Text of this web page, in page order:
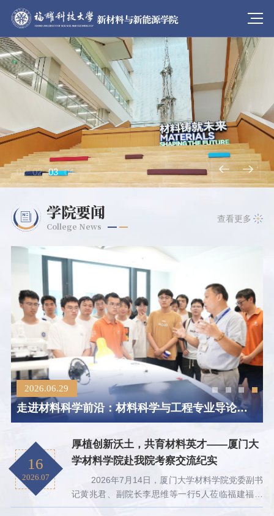
01 02 03 04
学院要闻
College News
查看更多
2026.06.29
走进材料科学前沿：材料科学与工程专业导论课开讲
16
2026.07
厚植创新沃土，共育材料英才——厦门大
学材料学院赴我院考察交流纪实
2026年7月14日，厦门大学材料学院党委副书
记黄兆君、副院长李思维等一行5人莅临福建福耀
科技大学新材料与新能源学院考察交流。我院院长